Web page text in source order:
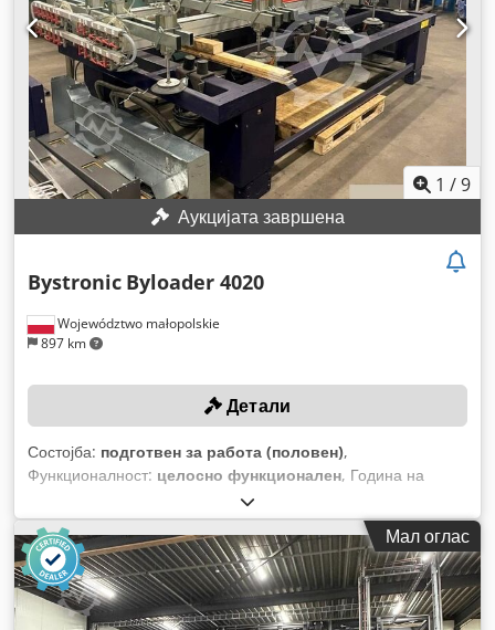
1 /9
Аукцијата завршена
Województwo małopolskie
897 km
Bystronic Byloader 4020
Детали
Состојба: подготвен за работа (половен),
Функционалност: целосно функционален, Година на
, број на машина/возило:
10089060/30042621, вкупна должина:5.300 мм, вкупна
ширина:2.100 мм, вкупна висина:2.300 мм, година на
последниот генерален ремонт:2024,
Мал оглас